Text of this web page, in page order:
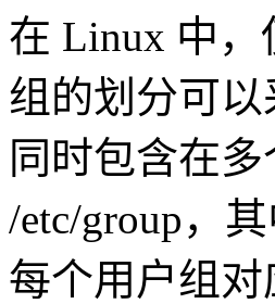
在 Linux 中
组的划分可
同时包含在
/etc/group，
每个用户组